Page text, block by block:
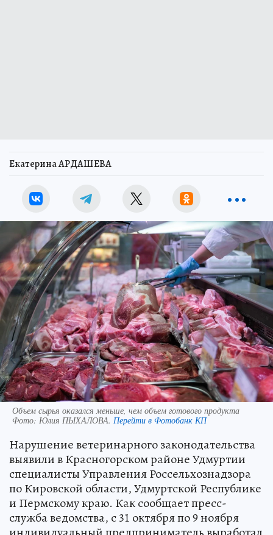
Екатерина АРДАШЕВА
Объем сырья оказался меньше, чем объем готового продукта
Фото: Юлия ПЫХАЛОВА. Перейти в Фотобанк КП
Нарушение ветеринарного законодательства
выявили в Красногорском районе Удмуртии
специалисты Управления Россельхознадзора
по Кировской области, Удмуртской Республике
и Пермскому краю. Как сообщает пресс-
служба ведомства, с 31 октября по 9 ноября